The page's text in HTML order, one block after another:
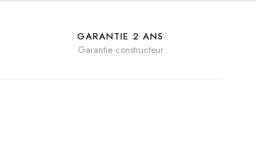
GARANTIE 2 ANS
Garantie constructeur